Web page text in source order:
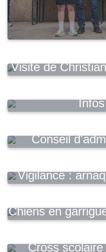
Visite de
de
Conseil
Vigilance :
Chiens en
du
Cross